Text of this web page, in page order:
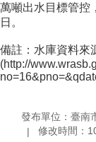
萬噸出水目標管控
日。
備註：水庫資料來
(http://
發布單位：臺南
修改時間：